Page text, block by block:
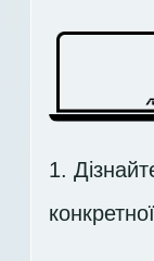
1.